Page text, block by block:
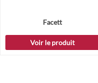
Facett
Voir le produit